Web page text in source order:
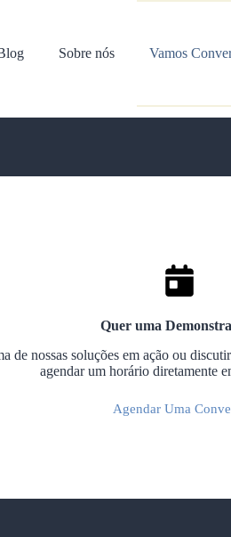
Sobre nós Vamos
Quer uma
de nossas soluções em ação ou
agendar um horário diretamente
Agendar Uma